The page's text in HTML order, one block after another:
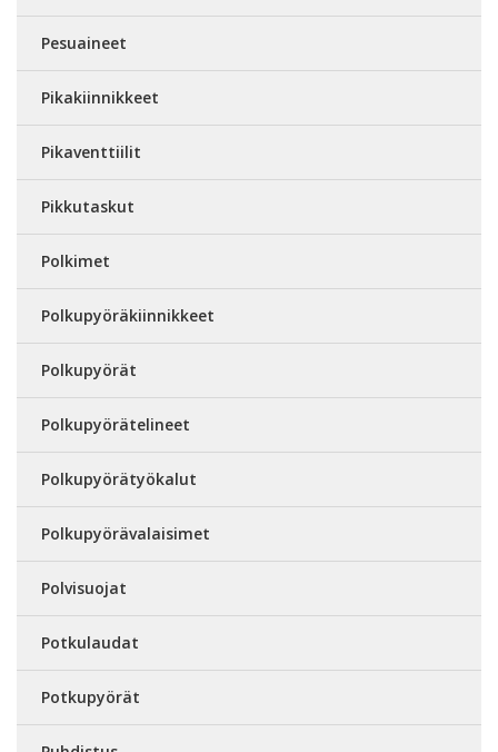
Pesuaineet
Pikakiinnikkeet
Pikaventtiilit
Pikkutaskut
Polkimet
Polkupyöräkiinnikkeet
Polkupyörät
Polkupyörätelineet
Polkupyörätyökalut
Polkupyörävalaisimet
Polvisuojat
Potkulaudat
Potkupyörät